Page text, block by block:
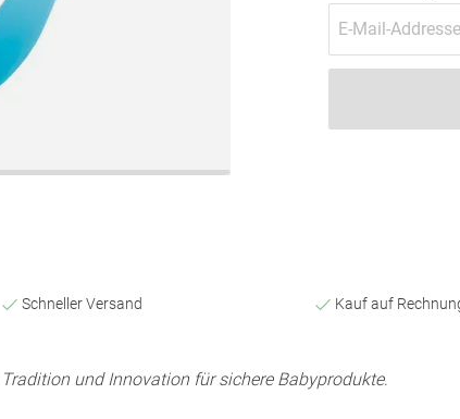
Schneller Versand Kauf auf
Tradition und Innovation für sichere Babyprodukte.